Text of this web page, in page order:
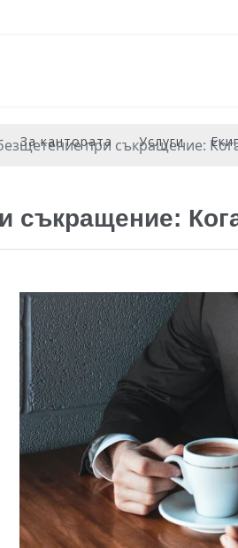
За кантората Услуги
при съкращение:
съкращение: